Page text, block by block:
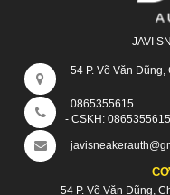
JAVI
54 P. Võ Văn
0865355615
- CSKH: 0865355615
54 P. Võ Văn Dũng,